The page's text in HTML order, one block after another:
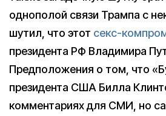
однополой связи Трампа с
шутил, что этот секс-
президента РФ Владимира
Предположения о том, что
президента США Билла
комментариях для СМИ, но